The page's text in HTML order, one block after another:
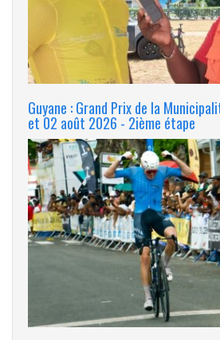
Guyane : Grand Prix de la
et 02 août 2026 - 2ième étape